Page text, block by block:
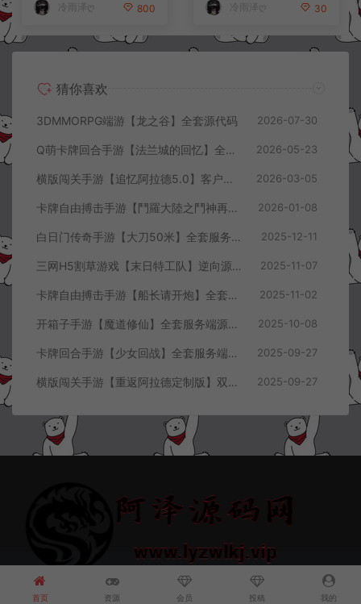
冷雨泽ღ 800 冷雨泽ღ 30
猜你喜欢
3DMMORPG端游【龙之谷】全套源代码 2026-07-30
Q萌卡牌回合手游【法兰城的回忆】全套服务端源码+客户端源码+策划文档 2026-05-23
横版闯关手游【追忆阿拉德5.0】客户端源码 2026-03-05
卡牌自由搏击手游【鬥羅大陸之鬥神再臨】全套客户端源码+服务端源码+管理后台+导表工具+部署文档 2026-01-08
白日门传奇手游【大刀50米】全套服务端源码+客户端源码 2025-12-11
三网H5割草游戏【末日特工队】逆向源码+Cocos本地离线即玩 2025-11-07
卡牌自由搏击手游【船长请开炮】全套服务端源码+客户端源码+GMVue3+策划表+美术包+前后端部署流程文档 2025-11-02
开箱子手游【魔道修仙】全套服务端源码+客户端源码 2025-10-08
卡牌回合手游【少女回战】全套服务端源码+客户端源码 2025-09-27
横版闯关手游【重返阿拉德定制版】双端客户端源码 2025-09-27
© 2021~2026 阿泽源码网 www.lyzwlkj.vip 冷雨泽
豫
ICP备2022000516号-1
首页 资源 会员 投稿 我的